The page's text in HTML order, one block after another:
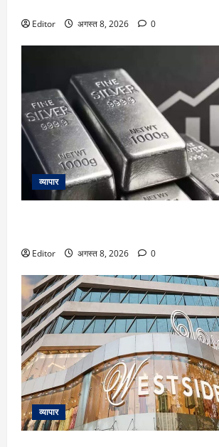
Editor अगस्त 8, 2026 0
व्यापार
Editor अगस्त 8, 2026 0
व्यापार